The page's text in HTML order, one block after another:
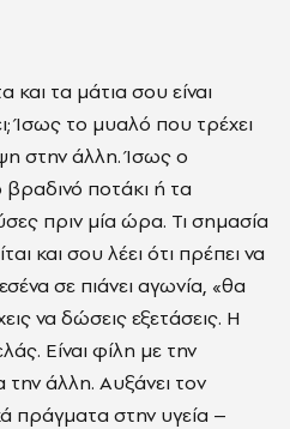
και τα μάτια σου είναι
Ίσως το μυαλό που τρέχει
στην άλλη. Ίσως ο
ποτάκι ή τα
πριν μία ώρα. Τι σημασία
και σου λέει ότι πρέπει να
σε πιάνει αγωνία, «θα
να δώσεις εξετάσεις. Η
Είναι φίλη με την
την άλλη. Αυξάνει τον
πράγματα στην υγεία –